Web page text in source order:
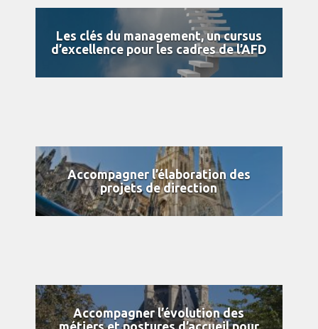
Les clés du management, un cursus
d’excellence pour les cadres de l’AFD
Accompagner l’élaboration des
projets de direction
Accompagner l’évolution des
métiers et postures d’accueil pour